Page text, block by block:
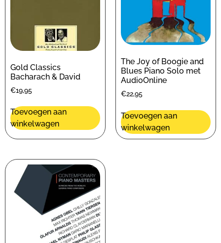
Gold Classics
Bacharach & David
€19,95
Toevoegen aan
winkelwagen
The Joy of Boogie and
Blues Piano Solo met
AudioOnline
€22,95
Toevoegen aan
winkelwagen